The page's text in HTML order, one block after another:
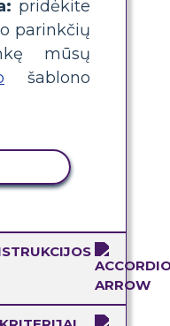
pridėkite
parinkčių
mūsų
šablono